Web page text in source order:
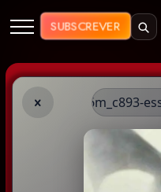
Muzik Plus AO
SUBSCREVER
/6m_c893-